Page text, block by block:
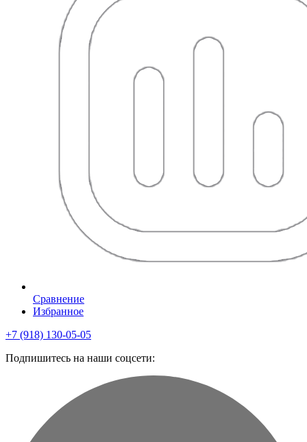
Сравнение
Избранное
+7 (918) 130-05-05
Подпишитесь на наши соцсети: